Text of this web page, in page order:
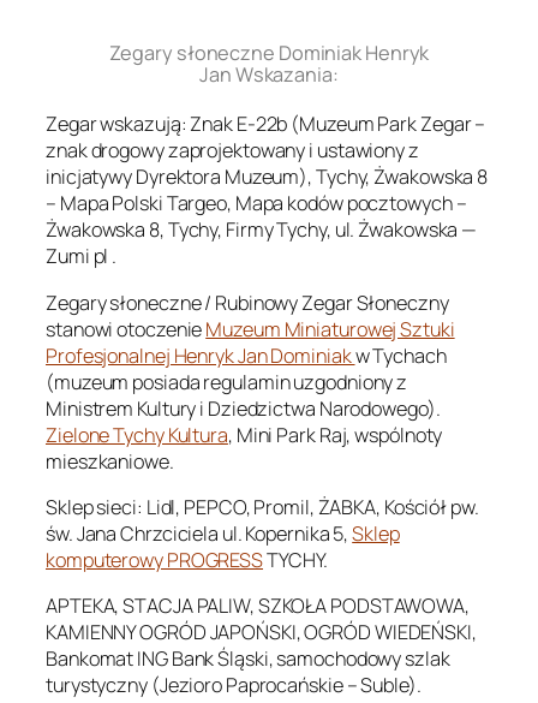
Zegary słoneczne Dominiak Henryk
Jan Wskazania:
Zegar wskazują: Znak E-22b (Muzeum Park Zegar –
znak drogowy zaprojektowany i ustawiony z
inicjatywy Dyrektora Muzeum), Tychy, Żwakowska 8
– Mapa Polski Targeo, Mapa kodów pocztowych –
Żwakowska 8, Tychy, Firmy Tychy, ul. Żwakowska —
Zumi pl .
Zegary słoneczne / Rubinowy Zegar Słoneczny
stanowi otoczenieMuzeum Miniaturowej Sztuki
Profesjonalnej Henryk Jan Dominiakw Tychach
(muzeum posiada regulamin uzgodniony z
Ministrem Kultury i Dziedzictwa Narodowego).
Zielone Tychy Kultura, Mini Park Raj, wspólnoty
mieszkaniowe.
Sklep sieci: Lidl, PEPCO, Promil, ŻABKA, Kościół pw.
św. Jana Chrzciciela ul. Kopernika 5,Sklep
komputerowy PROGRESSTYCHY.
APTEKA, STACJA PALIW, SZKOŁA PODSTAWOWA,
KAMIENNY OGRÓD JAPOŃSKI, OGRÓD WIEDEŃSKI,
Bankomat ING Bank Śląski, samochodowy szlak
turystyczny (Jezioro Paprocańskie – Suble).